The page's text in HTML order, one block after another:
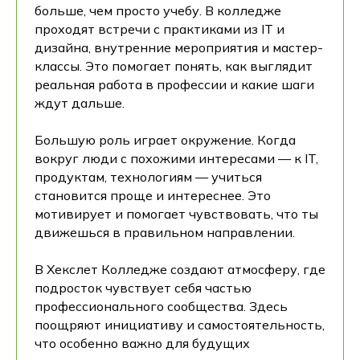
больше, чем просто учебу. В колледже
проходят встречи с практиками из IT и
дизайна, внутренние мероприятия и мастер-
классы. Это помогает понять, как выглядит
реальная работа в профессии и какие шаги
ждут дальше.
Большую роль играет окружение. Когда
вокруг люди с похожими интересами — к IT,
продуктам, технологиям — учиться
становится проще и интереснее. Это
мотивирует и помогает чувствовать, что ты
движешься в правильном направлении.
В Хекслет Колледже создают атмосферу, где
подросток чувствует себя частью
профессионального сообщества. Здесь
поощряют инициативу и самостоятельность,
что особенно важно для будущих